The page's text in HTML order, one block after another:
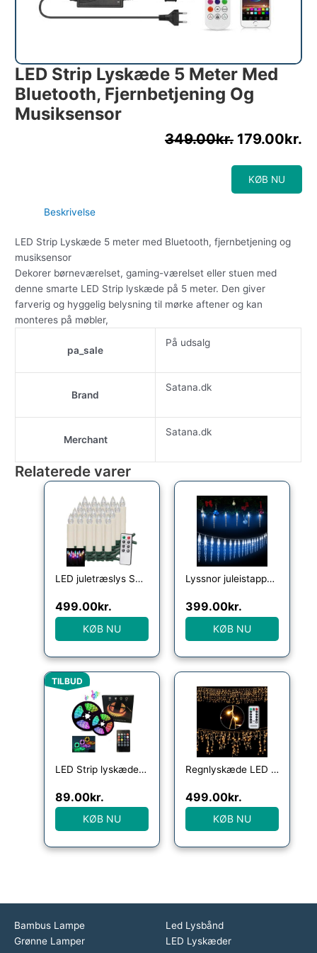
LED Strip Lyskæde 5 Meter Med
Bluetooth, Fjernbetjening Og
Musiksensor
349.00kr. 179.00kr.
KØB NU
Beskrivelse
LED Strip Lyskæde 5 meter med Bluetooth, fjernbetjening og
musiksensor
Dekorer børneværelset, gaming-værelset eller stuen med
denne smarte LED Strip lyskæde på 5 meter. Den giver
farverig og hyggelig belysning til mørke aftener og kan
monteres på møbler,
pa_sale
På udsalg
Brand
Satana.dk
Merchant
Satana.dk
Relaterede varer
LED juletræslys Sæt med 20 farverig fjernbetjening
499.00kr.
KØB NU
Lyssnor juleistapper 40 lysdioder 10,4m
399.00kr.
KØB NU
TILBUD
LED Strip lyskæde 5 meter med fjernbetjening og musiksensor
Den oprindelige pris var: 219.00kr..
89.00kr.
Den aktuelle pris er: 89.00kr..
KØB NU
Regnlyskæde LED Jul varm hvid 20m
499.00kr.
KØB NU
Bambus Lampe
Grønne Lamper
Led Lysbånd
LED Lyskæder